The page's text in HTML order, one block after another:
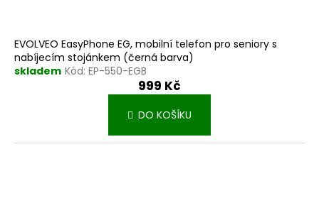
EVOLVEO EasyPhone EG, mobilní telefon pro seniory s
nabíjecím stojánkem (černá barva)
skladem Kód: EP-550-EGB
999 Kč
DO KOŠÍKU